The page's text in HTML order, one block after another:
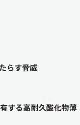
らす脅威
する高耐久酸化物薄